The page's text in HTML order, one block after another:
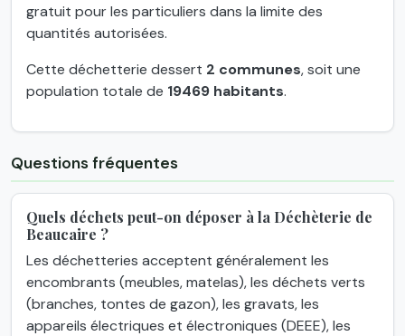
gratuit pour les particuliers dans la limite des
quantités autorisées.
Cette déchetterie dessert 2 communes, soit une
population totale de 19469 habitants.
Questions fréquentes
Quels déchets peut-on déposer à la Déchèterie de
Beaucaire ?
Les déchetteries acceptent généralement les
encombrants (meubles, matelas), les déchets verts
(branches, tontes de gazon), les gravats, les
appareils électriques et électroniques (DEEE), les